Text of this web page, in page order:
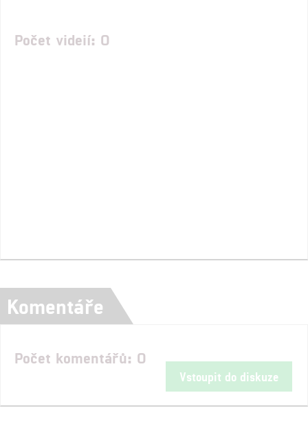
Počet videií: 0
Komentáře
Počet komentářů: 0
Vstoupit do diskuze